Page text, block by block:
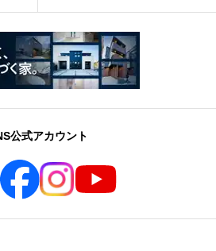
公式アカウント